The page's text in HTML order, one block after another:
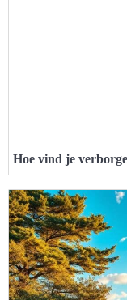
Hoe vind je